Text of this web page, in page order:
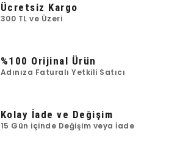
Ücretsiz Kargo
300 TL ve Üzeri
%100 Orijinal Ürün
Adınıza Faturalı Yetkili Satıcı
Kolay İade ve Değişim
15 Gün içinde Değişim veya İade